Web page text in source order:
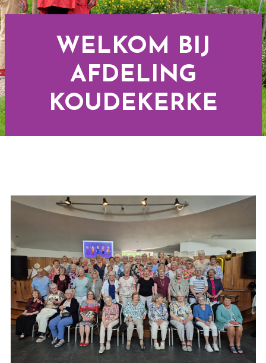
WELKOM BIJ
AFDELING
KOUDEKERKE